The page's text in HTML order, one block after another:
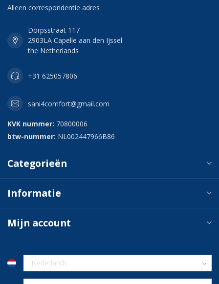
Alleen correspondentie adres
Dorpsstraat 117
2903LA Capelle aan den Ijssel
the Netherlands
+31 625057806
sani4comfort@gmail.com
KVK nummer: 70800006
btw-nummer: NL002447966B86
Categorieën
Informatie
Mijn account